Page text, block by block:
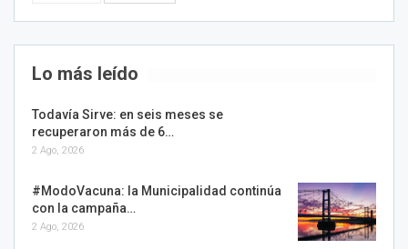
Lo más leído
Todavía Sirve: en seis meses se
recuperaron más de 6…
2 Ago, 2026
#ModoVacuna: la Municipalidad continúa
con la campaña…
2 Ago, 2026